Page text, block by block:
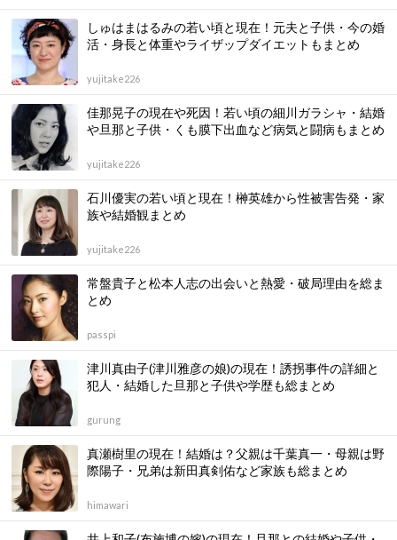
しゅはまはるみの若い頃と現在！元夫と子供・今の婚
活・身長と体重やライザップダイエットもまとめ
yujitake226
佳那晃子の現在や死因！若い頃の細川ガラシャ・結婚
や旦那と子供・くも膜下出血など病気と闘病もまとめ
yujitake226
石川優実の若い頃と現在！榊英雄から性被害告発・家
族や結婚観まとめ
yujitake226
常盤貴子と松本人志の出会いと熱愛・破局理由を総ま
とめ
passpi
津川真由子(津川雅彦の娘)の現在！誘拐事件の詳細と
犯人・結婚した旦那と子供や学歴も総まとめ
gurung
真瀬樹里の現在！結婚は？父親は千葉真一・母親は野
際陽子・兄弟は新田真剣佑など家族も総まとめ
himawari